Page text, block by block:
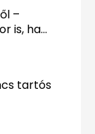
–
is, ha
tartós
tudnod